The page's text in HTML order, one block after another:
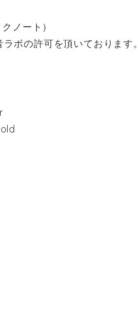
ノート）
ボの許可を頂いております。